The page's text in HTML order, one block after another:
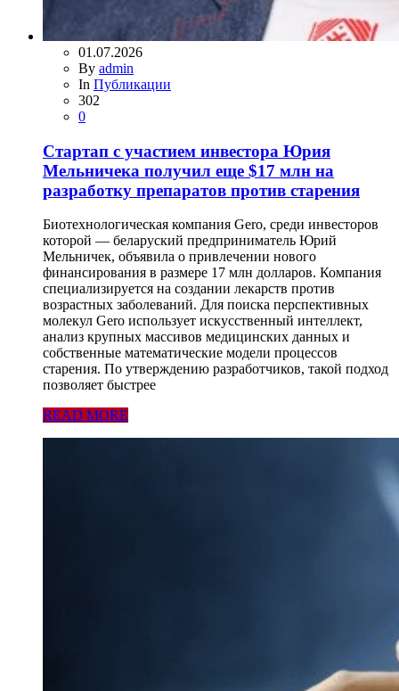
01.07.2026
By admin
In Публикации
302
0
Стартап с участием инвестора Юрия
Мельничека получил еще $17 млн на
разработку препаратов против старения
Биотехнологическая компания Gero, среди инвесторов
которой — беларуский предприниматель Юрий
Мельничек, объявила о привлечении нового
финансирования в размере 17 млн долларов. Компания
специализируется на создании лекарств против
возрастных заболеваний. Для поиска перспективных
молекул Gero использует искусственный интеллект,
анализ крупных массивов медицинских данных и
собственные математические модели процессов
старения. По утверждению разработчиков, такой подход
позволяет быстрее
READ MORE